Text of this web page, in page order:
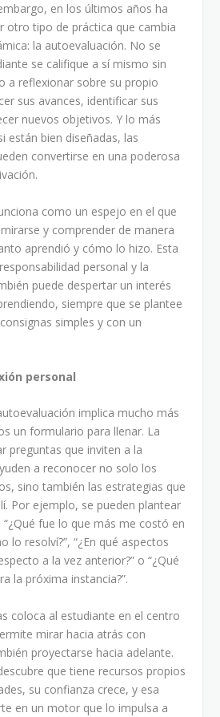
en los últimos años ha
otro tipo de práctica que cambia
la autoevaluación. No se
se califique a sí mismo sin
a reflexionar sobre su propio
sus avances, identificar sus
nuevos objetivos. Y lo más
están bien diseñadas, las
convertirse en una poderosa
como un espejo en el que
y comprender de manera
aprendió y cómo lo hizo. Esta
personal y la
puede despertar un interés
siempre que se plantee
simples y con un
personal
implica mucho más
un formulario para llenar. La
preguntas que inviten a la
a reconocer no solo los
sino también las estrategias que
Por ejemplo, se pueden plantear
fue lo que más me costó en
lo resolví?”, “¿En qué aspectos
a la vez anterior?” o “¿Qué
la próxima instancia?”.
coloca al estudiante en el centro
mirar hacia atrás con
proyectarse hacia adelante.
que tiene recursos propios
su confianza crece, y esa
en un motor que lo impulsa a